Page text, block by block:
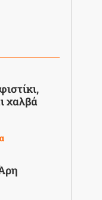
χαλβά